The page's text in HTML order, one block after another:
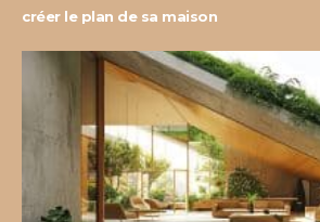
créer le plan de sa maison